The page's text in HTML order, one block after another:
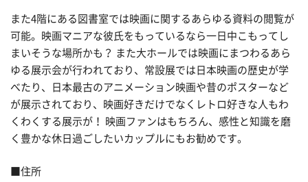
また4階にある図書室では映画に関するあらゆる資料の閲覧が
可能。映画マニアな彼氏をもっているなら一日中こもってし
まいそうな場所かも？ また大ホールでは映画にまつわるあら
ゆる展示会が行われており、常設展では日本映画の歴史が学
べたり、日本最古のアニメーション映画や昔のポスターなど
が展示されており、映画好きだけでなくレトロ好きな人もわ
くわくする展示が！ 映画ファンはもちろん、感性と知識を磨
く豊かな休日過ごしたいカップルにもお勧めです。
■住所